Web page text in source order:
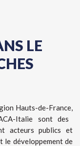
LE
Hauts-de-France,
Italie sont des
acteurs publics et
le développement de